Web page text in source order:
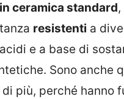
ceramica standard
resistenti a
e a base di
Sono anche
più, perché hanno